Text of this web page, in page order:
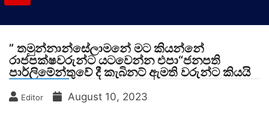
” තමුන්නාන්සේලාමනේ මට කියන්නේ
රාජපක්ෂවරුන්ට යටවෙන්න එපා“ජනපති
පාර්ලිමේන්තුවේ දී කැබිනට් ඇමති වරුන්ට කියයි
Editor August 10, 2023